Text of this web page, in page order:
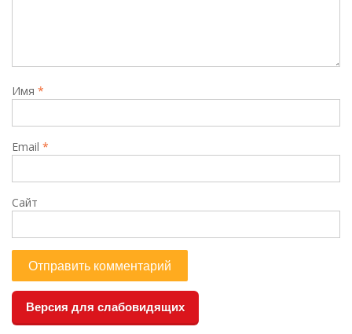
Имя *
Email *
Сайт
Версия для слабовидящих